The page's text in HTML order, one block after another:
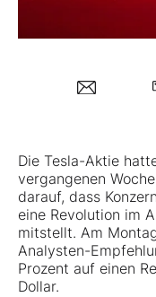
Kontakt
Die Tesla-Aktie
vergangenen
darauf, dass
eine Revolution im
mitstellt. Am
Analysten-
Prozent auf einen
Dollar.